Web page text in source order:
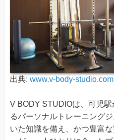
出典: www.v-body-studio.com
V BODY STUDIOは、可児
るパーソナルトレーニング
いた知識を備え、かつ豊富